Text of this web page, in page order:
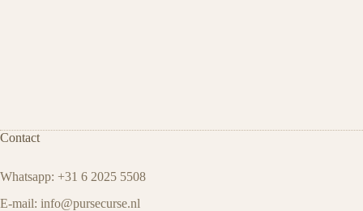
Contact
Whatsapp: +31 6 2025 5508
E-mail: info@pursecurse.nl